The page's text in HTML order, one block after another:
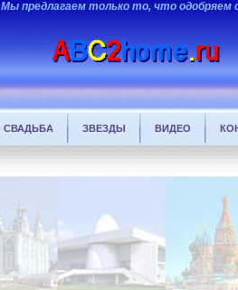
Мы предлагаем только то, что одобряем
СВАДЬБА ЗВЕЗДЫ ВИДЕО